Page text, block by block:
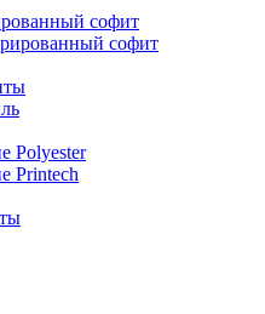
софит
софит
Polyester
Printech